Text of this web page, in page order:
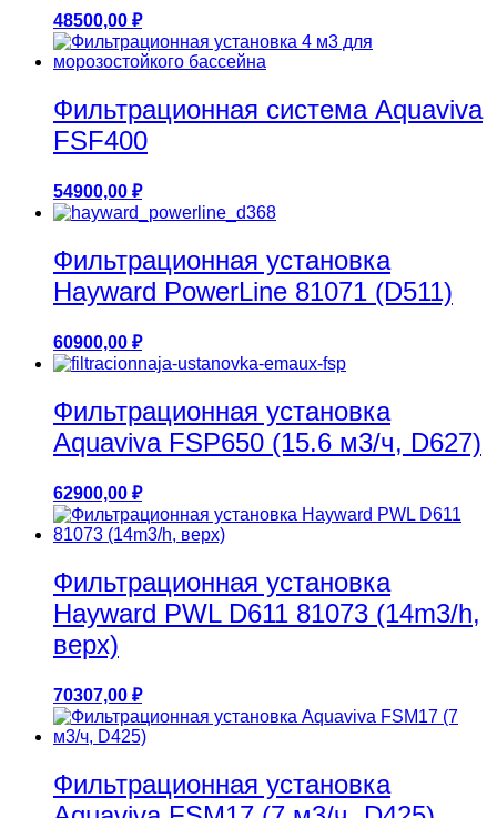
48500,00 ₽
Фильтрационная система Aquaviva
FSF400
54900,00 ₽
Фильтрационная установка
Hayward PowerLine 81071 (D511)
60900,00 ₽
Фильтрационная установка
Aquaviva FSP650 (15.6 м3/ч, D627)
62900,00 ₽
Фильтрационная установка
Hayward PWL D611 81073 (14m3/h,
верх)
70307,00 ₽
Фильтрационная установка